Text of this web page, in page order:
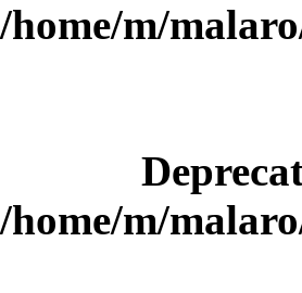
/home/m/
/home/m/